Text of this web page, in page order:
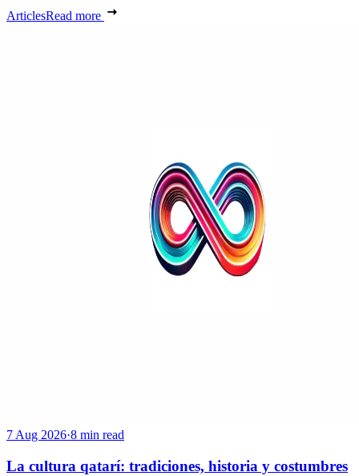
ArticlesRead more
7 Aug 2026·8 min read
La cultura qatarí: tradiciones, historia y costumbres